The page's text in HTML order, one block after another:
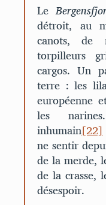
Le
détroit, au
canots, de
torpilleurs
cargos. Un
terre : les
européenne
les
inhumain[22]
ne sentir
de la merde,
de la crasse,
désespoir.